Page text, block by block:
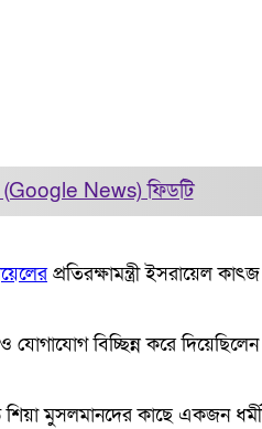
News)ফিডটি
প্রতিরক্ষামন্ত্রী ইসরায়েল
বিচ্ছিন্ন করে
শিয়া মুসলমানদের কাছে একজন